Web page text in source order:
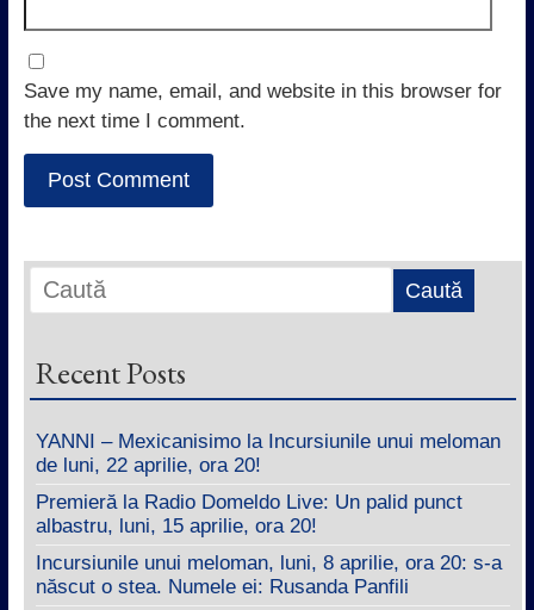
Save my name, email, and website in this browser for
the next time I comment.
Recent Posts
YANNI – Mexicanisimo la Incursiunile unui meloman
de luni, 22 aprilie, ora 20!
Premieră la Radio Domeldo Live: Un palid punct
albastru, luni, 15 aprilie, ora 20!
Incursiunile unui meloman, luni, 8 aprilie, ora 20: s-a
născut o stea. Numele ei: Rusanda Panfili